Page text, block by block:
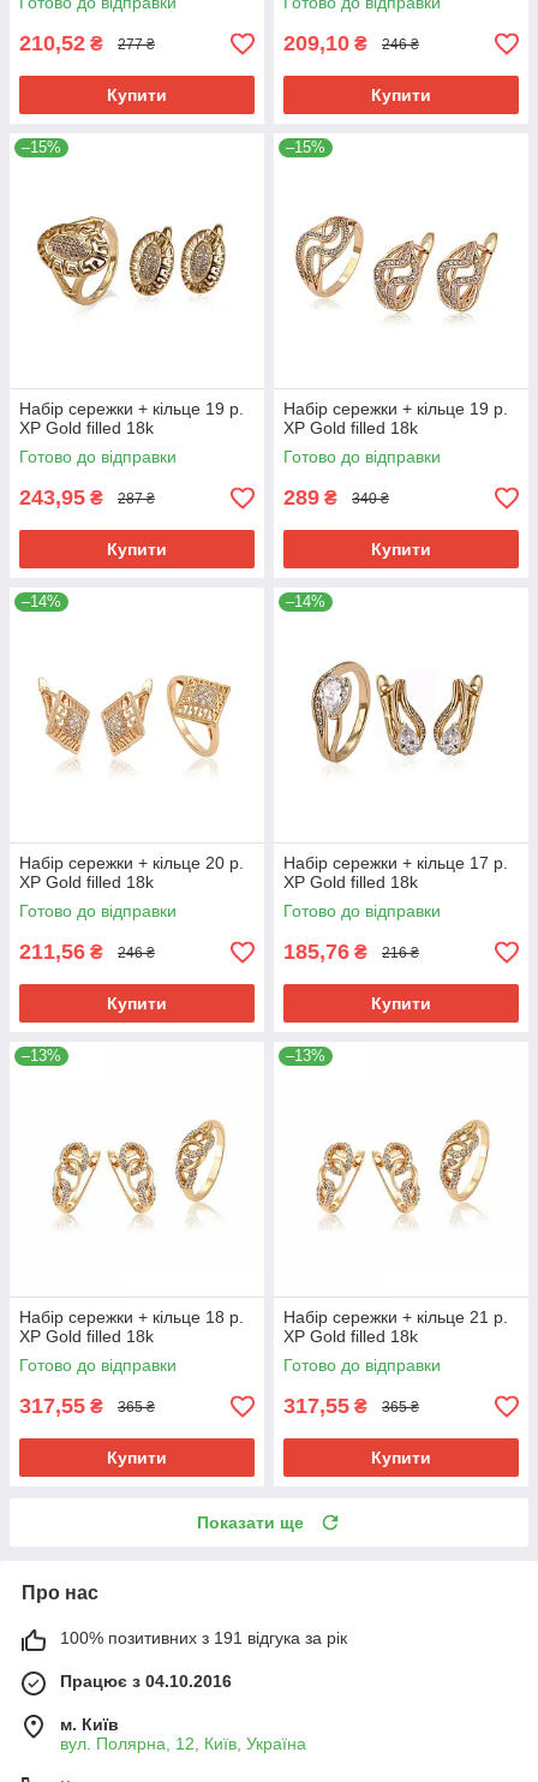
210,52 ₴ 277 ₴
Купити
209,10 ₴ 246 ₴
Купити
–15%
Набір сережки + кільце 19 р.
ХР Gold filled 18k
Готово до відправки
243,95 ₴ 287 ₴
Купити
–15%
Набір сережки + кільце 19 р.
ХР Gold filled 18k
Готово до відправки
289 ₴ 340 ₴
Купити
–14%
Набір сережки + кільце 20 р.
ХР Gold filled 18k
Готово до відправки
211,56 ₴ 246 ₴
Купити
–14%
Набір сережки + кільце 17 р.
ХР Gold filled 18k
Готово до відправки
185,76 ₴ 216 ₴
Купити
–13%
Набір сережки + кільце 18 р.
ХР Gold filled 18k
Готово до відправки
317,55 ₴ 365 ₴
Купити
–13%
Набір сережки + кільце 21 р.
ХР Gold filled 18k
Готово до відправки
317,55 ₴ 365 ₴
Купити
Показати ще
Про нас
100% позитивних з 191 відгука за рік
Працює з 04.10.2016
м. Київ
вул. Полярна, 12, Київ, Україна